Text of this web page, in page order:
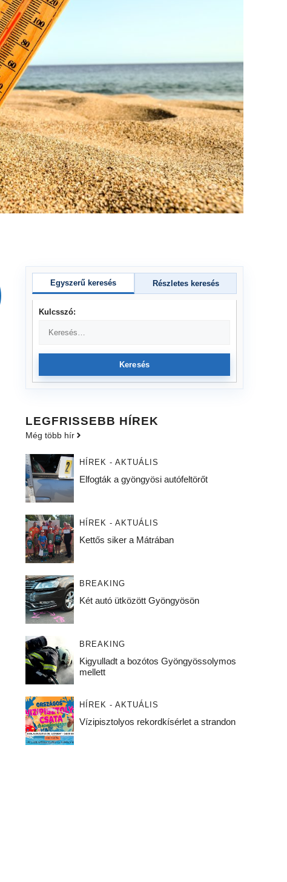
Egyszerű keresés Részletes keresés
Kulcsszó:
Keresés
LEGFRISSEBB HÍREK
Még több hír
HÍREK - AKTUÁLIS
Elfogták a gyöngyösi autófeltörőt
HÍREK - AKTUÁLIS
Kettős siker a Mátrában
BREAKING
Két autó ütközött Gyöngyösön
BREAKING
Kigyulladt a bozótos Gyöngyössolymos
mellett
HÍREK - AKTUÁLIS
Vízipisztolyos rekordkísérlet a strandon